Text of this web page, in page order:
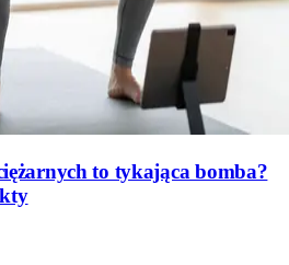
to tykająca bomba?